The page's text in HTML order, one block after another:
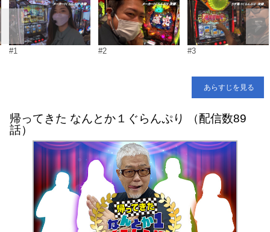
#1 #2 #3
あらすじを見る
帰ってきた なんとか１ぐらんぷり （配信数89
話）